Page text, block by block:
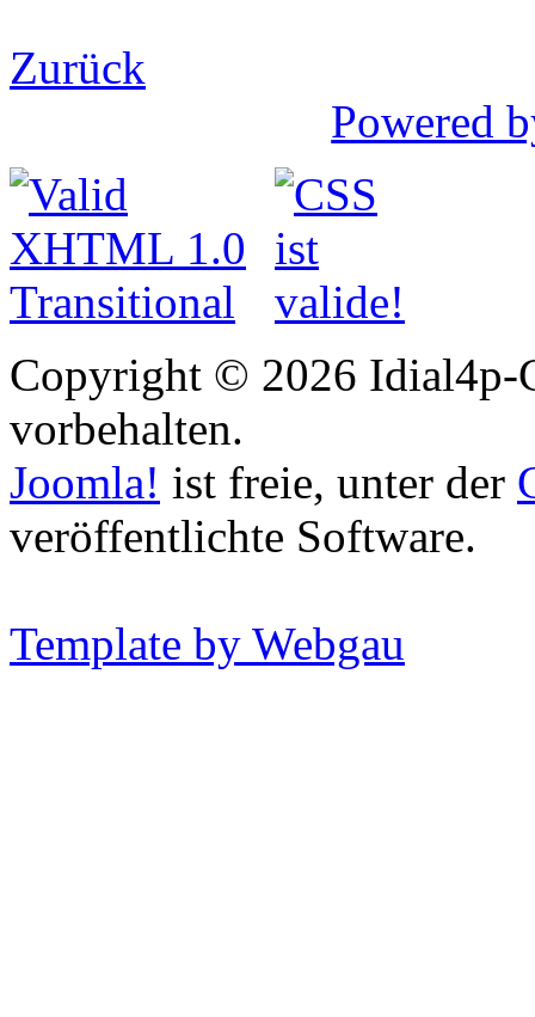
Zurück
Powered
Copyright © 2026 Idial4p-
vorbehalten.
Joomla! ist freie, unter der
veröffentlichte Software.
Template by Webgau